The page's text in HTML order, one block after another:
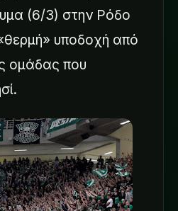
(6/3) στην Ρόδο
υποδοχή από
ομάδας που